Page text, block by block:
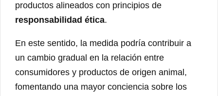
productos alineados con principios de
responsabilidad ética.
En este sentido, la medida podría contribuir a
un cambio gradual en la relación entre
consumidores y productos de origen animal,
fomentando una mayor conciencia sobre los